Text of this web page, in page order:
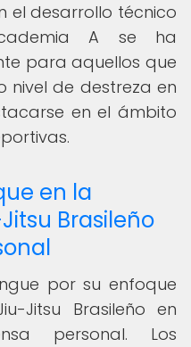
el desarrollo técnico
A se ha
para aquellos que
nivel de destreza en
en el ámbito
en la
Brasileño
por su enfoque
Jitsu Brasileño en
personal. Los